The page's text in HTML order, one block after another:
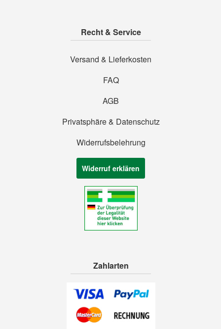
Recht & Service
Versand & Lieferkosten
FAQ
AGB
Privatsphäre & Datenschutz
Widerrufsbelehrung
Widerruf erklären
Zahlarten